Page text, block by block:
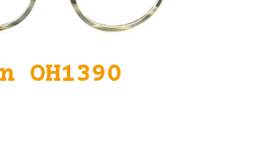
OH1390